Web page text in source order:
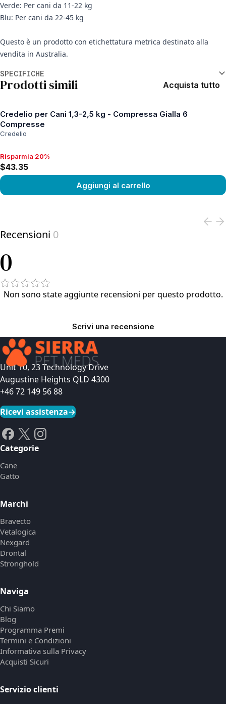
Verde: Per cani da 11-22 kg
Blu: Per cani da 22-45 kg
Questo è un prodotto con etichettatura metrica destinato alla
vendita in Australia.
SPECIFICHE
Prodotti simili Acquista tutto
Credelio per Cani 1,3-2,5 kg - Compressa Gialla 6
Compresse
Credelio
Risparmia 20%, $43.35
Risparmia 20%
$43.35
Aggiungi al carrello
Recensioni 0
0
Non sono state aggiunte recensioni per questo prodotto.
Scrivi una recensione
Unit 10, 23 Technology Drive
Augustine Heights QLD 4300
+46 72 149 56 88
Ricevi assistenza→
Categorie
Cane
Gatto
Marchi
Bravecto
Vetalogica
Nexgard
Drontal
Stronghold
Naviga
Chi Siamo
Blog
Programma Premi
Termini e Condizioni
Informativa sulla Privacy
Acquisti Sicuri
Servizio clienti